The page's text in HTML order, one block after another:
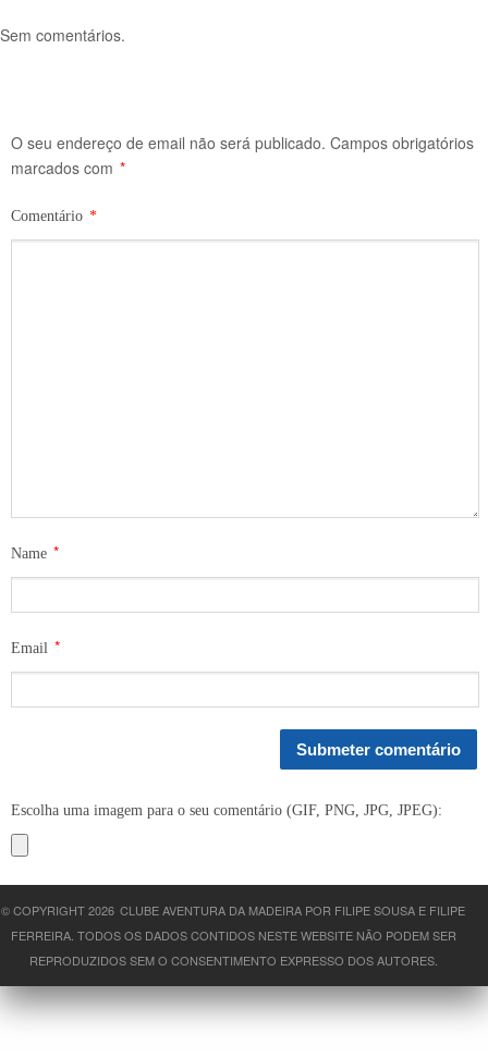
Sem comentários.
O seu endereço de email não será publicado. Campos obrigatórios
marcados com *
Comentário *
Name *
Email *
Escolha uma imagem para o seu comentário (GIF, PNG, JPG, JPEG):
© COPYRIGHT 2026 CLUBE AVENTURA DA MADEIRA POR FILIPE SOUSA E FILIPE
FERREIRA. TODOS OS DADOS CONTIDOS NESTE WEBSITE NÃO PODEM SER
REPRODUZIDOS SEM O CONSENTIMENTO EXPRESSO DOS AUTORES.